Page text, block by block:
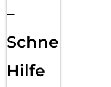
–
Schnelle
Hilfe